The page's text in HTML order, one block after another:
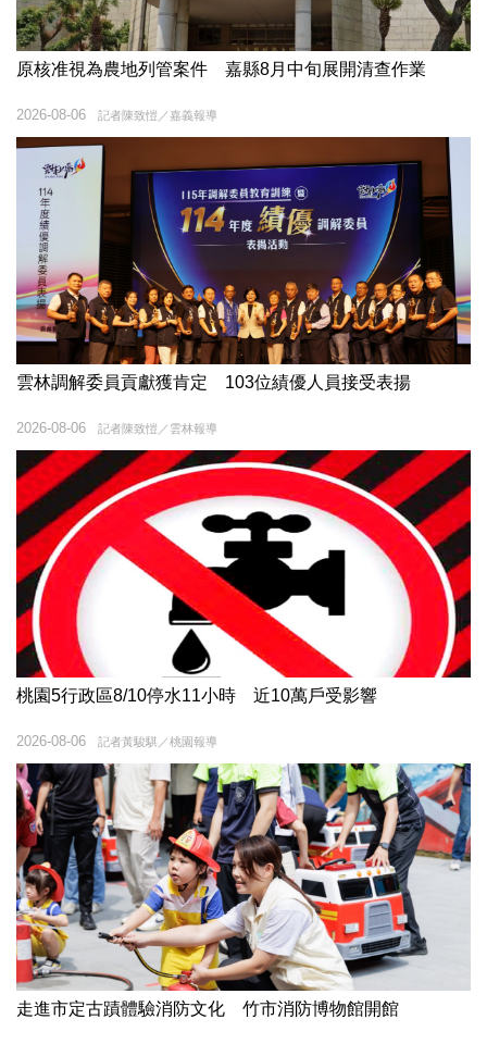
原核准視為農地列管案件 嘉縣8月中旬展開清查作業
記者陳致愷／嘉義報導
2026-08-06
雲林調解委員貢獻獲肯定 103位績優人員接受表揚
記者陳致愷／雲林報導
2026-08-06
桃園5行政區8/10停水11小時 近10萬戶受影響
記者黃駿騏／桃園報導
2026-08-06
走進市定古蹟體驗消防文化 竹市消防博物館開館